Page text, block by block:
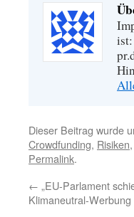
Dieser Beitrag wurde
Crowdfunding, Risiken,
Permalink.
← „EU-Parlament
Klimaneutral-Werbung